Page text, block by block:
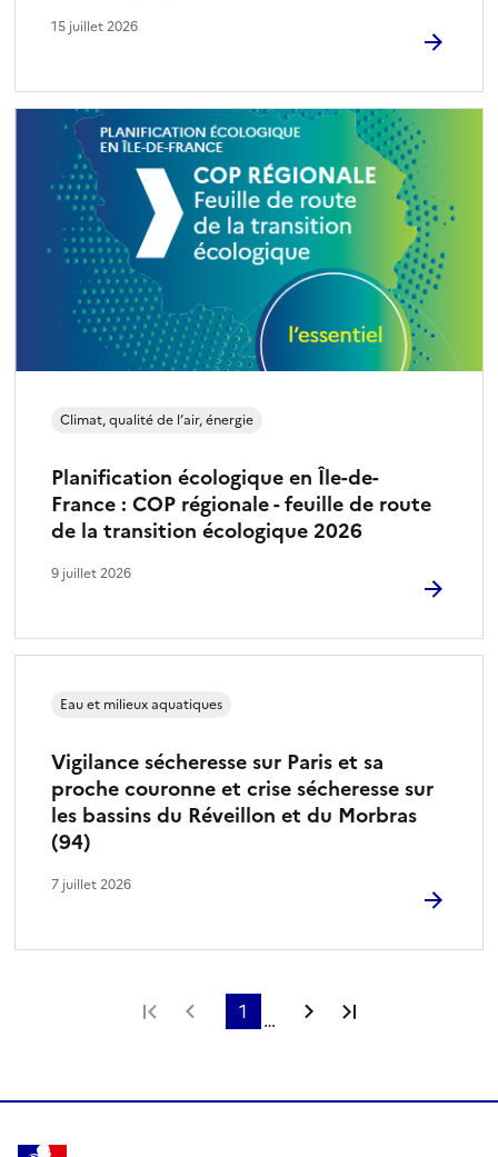
15 juillet 2026
Planification écologique en Île-de-
France : COP régionale - feuille de route
de la transition écologique 2026
Climat, qualité de l’air, énergie
9 juillet 2026
Vigilance sécheresse sur Paris et sa
proche couronne et crise sécheresse sur
les bassins du Réveillon et du Morbras
(94)
Eau et milieux aquatiques
7 juillet 2026
Première page
Page précédente
1 … Page suivante